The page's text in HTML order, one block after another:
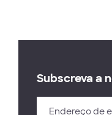
Subscreva a